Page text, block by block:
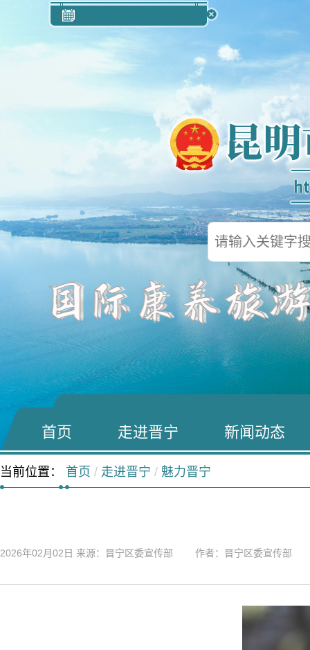
首页 走进晋宁 新闻动态
当前位置： 首页 / 走进晋宁 / 魅力晋宁
2026年02月02日 来源：晋宁区委宣传部 作者：晋宁区委宣传部